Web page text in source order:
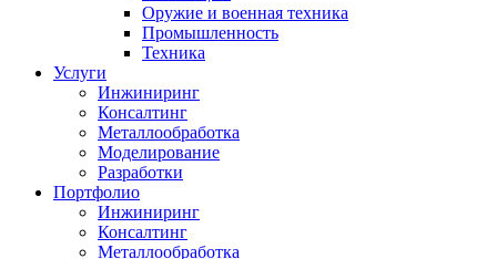
Оружие и военная техника
Промышленность
Техника
Услуги
Инжиниринг
Консалтинг
Металлообработка
Моделирование
Разработки
Портфолио
Инжиниринг
Консалтинг
Металлообработка